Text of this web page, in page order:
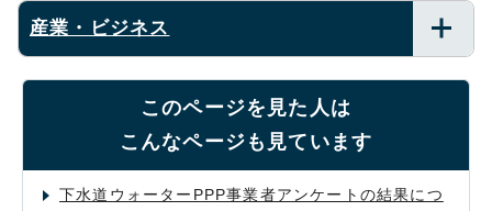
産業・ビジネス
このページを見た人は
こんなページも見ています
下水道ウォーターPPP事業者アンケートの結果につ